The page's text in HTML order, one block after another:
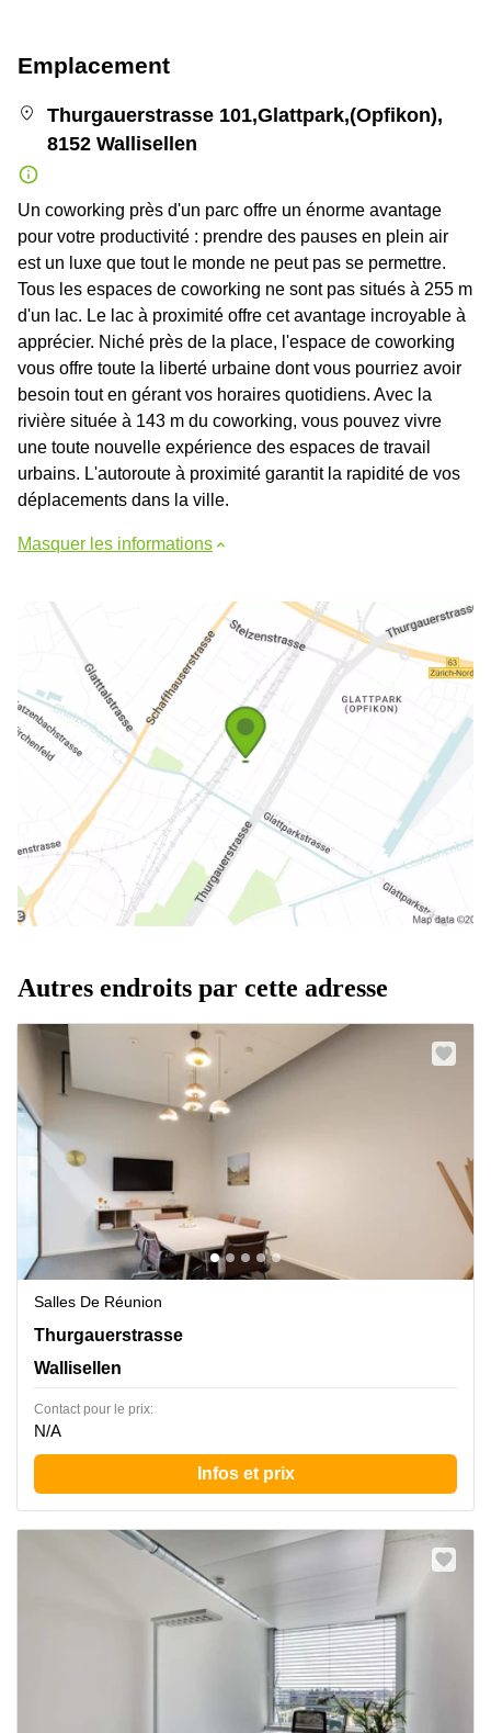
Emplacement
Thurgauerstrasse 101,Glattpark,(Opfikon),
8152 Wallisellen
Un coworking près d'un parc offre un énorme avantage
pour votre productivité : prendre des pauses en plein air
est un luxe que tout le monde ne peut pas se permettre.
Tous les espaces de coworking ne sont pas situés à 255 m
d'un lac. Le lac à proximité offre cet avantage incroyable à
apprécier. Niché près de la place, l'espace de coworking
vous offre toute la liberté urbaine dont vous pourriez avoir
besoin tout en gérant vos horaires quotidiens. Avec la
rivière située à 143 m du coworking, vous pouvez vivre
une toute nouvelle expérience des espaces de travail
urbains. L'autoroute à proximité garantit la rapidité de vos
déplacements dans la ville.
Masquer les informations
Autres endroits par cette adresse
Salles De Réunion
Thurgauerstrasse 101,Glattpark,(Opfikon), Wallisellen
Thurgauerstrasse
Wallisellen
Contact pour le prix:
N/A
Infos et prix